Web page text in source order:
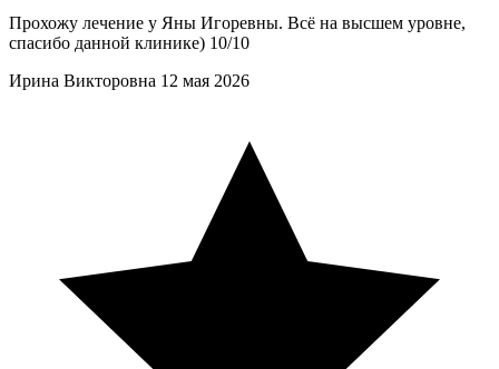
Прохожу лечение у Яны Игоревны. Всё на высшем уровне,
спасибо данной клинике) 10/10
Ирина Викторовна 12 мая 2026